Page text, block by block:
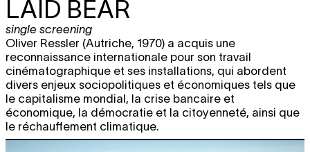
LAID BEAR
single screening
Oliver Ressler (Autriche, 1970) a acquis une
reconnaissance internationale pour son travail
cinématographique et ses installations, qui abordent
divers enjeux sociopolitiques et économiques tels que
le capitalisme mondial, la crise bancaire et
économique, la démocratie et la citoyenneté, ainsi que
le réchauffement climatique.